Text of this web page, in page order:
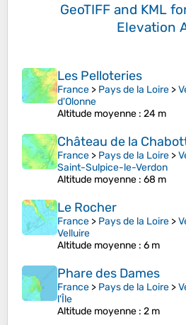
GeoTIFF and KML
Elevation
Les Pelloteries
France > Pays de la Loire >
d'Olonne
Altitude moyenne : 24 m
Château de la
France > Pays de la Loire >
Saint-Sulpice-le-Verdon
Altitude moyenne : 68 m
Le Rocher
France > Pays de la Loire >
Velluire
Altitude moyenne : 6 m
Phare des Dames
France > Pays de la Loire >
l'Île
Altitude moyenne : 2 m